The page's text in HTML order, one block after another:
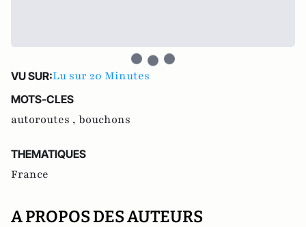
VU SUR:Lu sur 20 Minutes
MOTS-CLES
autoroutes , bouchons
THEMATIQUES
France
A PROPOS DES AUTEURS